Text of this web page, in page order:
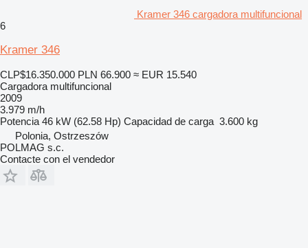
Kramer 346 cargadora multifuncional
6
Kramer 346
CLP$16.350.000 PLN 66.900 ≈ EUR 15.540
Cargadora multifuncional
2009
3.979 m/h
Potencia 46 kW (62.58 Hp) Capacidad de carga 3.600 kg
Polonia, Ostrzeszów
POLMAG s.c.
Contacte con el vendedor